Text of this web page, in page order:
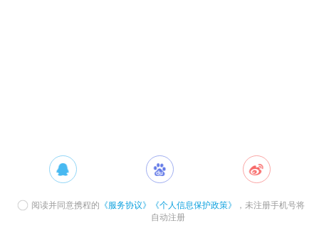
阅读并同意携程的 《服务协议》 《个人信息保护政策》
，未注册手机号将
自动注册